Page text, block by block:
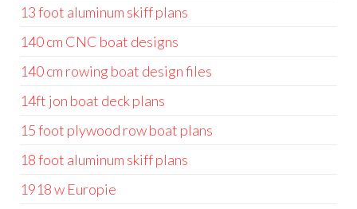
13 foot aluminum skiff plans
140 cm CNC boat designs
140 cm rowing boat design files
14ft jon boat deck plans
15 foot plywood row boat plans
18 foot aluminum skiff plans
1918 w Europie